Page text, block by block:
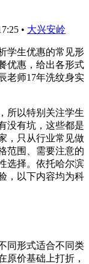
• 大兴安岭
学生优惠的常见形
优惠，给出各形式
老师17年洗纹身实
所以特别关注学生
没有坑，这些都是
，只从行业常见做
范围、需要注意的
选择。依托哈尔滨
，以下内容均为科
同形式适合不同类
原价基础上打折，